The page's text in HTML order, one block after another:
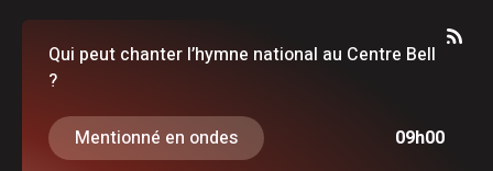
Qui peut chanter l’hymne national au Centre Bell
?
Mentionné en ondes 09h00